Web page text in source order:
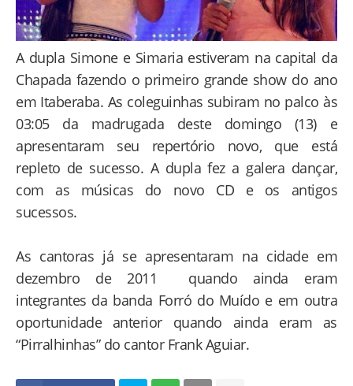
A dupla Simone e Simaria estiveram na capital da
Chapada fazendo o primeiro grande show do ano
em Itaberaba. As coleguinhas subiram no palco às
03:05 da madrugada deste domingo (13) e
apresentaram seu repertório novo, que está
repleto de sucesso. A dupla fez a galera dançar,
com as músicas do novo CD e os antigos
sucessos.
As cantoras já se apresentaram na cidade em
dezembro de 2011 quando ainda eram
integrantes da banda Forró do Muído e em outra
oportunidade anterior quando ainda eram as
“Pirralhinhas” do cantor Frank Aguiar.